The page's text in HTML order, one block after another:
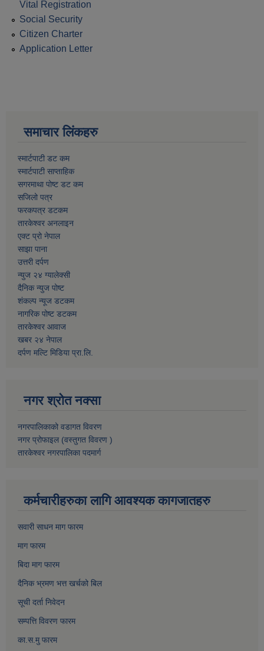
Vital Registration
Social Security
Citizen Charter
Application Letter
समाचार लिंकहरु
स्मार्टपाटी डट कम
स्मार्टपाटी साप्ताहिक
सगरमाथा पोष्ट डट कम
सजिलो पत्र
फरकपत्र डटकम
तारकेश्वर अनलाइन
एक्ट प्रो नेपाल
साझा पाना
उत्तरी दर्पण
न्युज २४ ग्यालेक्सी
दैनिक न्युज पोष्ट
शंकल्प न्यूज डटकम
नागरिक पोष्ट डटकम
तारकेश्वर आवाज
खबर २४ नेपाल
दर्पण मल्टि मिडिया प्रा.लि.
नगर श्रोत नक्सा
नगरपालिकाको वडागत विवरण
नगर प्रोफाइल (वस्तुगत विवरण )
तारकेश्वर नगरपालिका पदमार्ग
कर्मचारीहरुका लागि आवश्यक कागजातहरु
सवारी साधन माग फारम
माग फारम
बिदा माग फारम
दैनिक भ्रमण भत्त खर्चको बिल
सूची दर्ता निवेदन
सम्पत्ति विवरण फारम
का.स.मु फारम